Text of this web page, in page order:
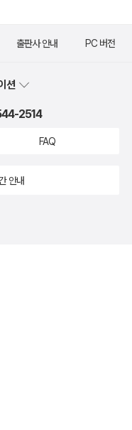
출판사 안내 PC 버전
션
2514
FAQ
안내